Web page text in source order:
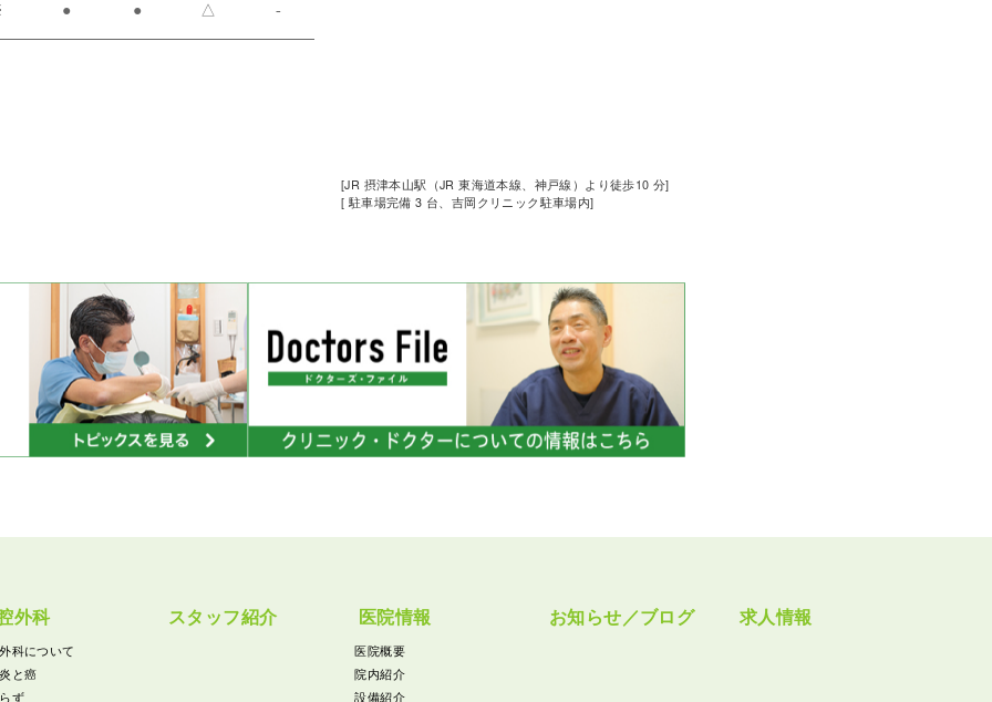
● ● △ -
[JR 摂津本山駅（JR 東海道本線、神戸線）より徒歩10 分]
[ 駐車場完備 3 台、吉岡クリニック駐車場内]
外科
科について
と癌
ず
スタッフ紹介 医院情報
医院概要
院内紹介
設備紹介
お知らせ／ブログ 求人情報